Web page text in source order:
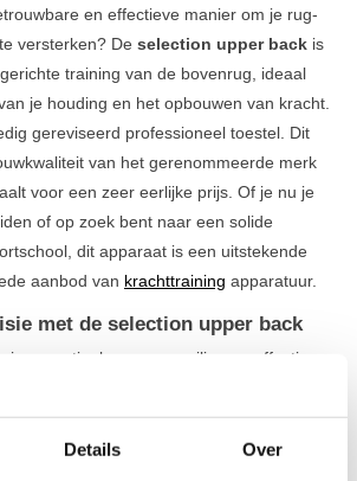
Details Over
en effectieve manier om je rug-
versterken? De selection upper back is
training van de bovenrug, ideaal
je houding en het opbouwen van kracht.
gereviseerd professioneel toestel. Dit
van het gerenommeerde merk
voor een zeer eerlijke prijs. Of je nu je
of op zoek bent naar een solide
dit apparaat is een uitstekende
aanbod van krachttraining apparatuur.
met de selection upper back
is essentieel voor een veilige en effectieve
bij de selection upper back zowel de
eenvoudig verstelbaar. Zo creëer je
ongeacht lengte of postuur, de perfecte